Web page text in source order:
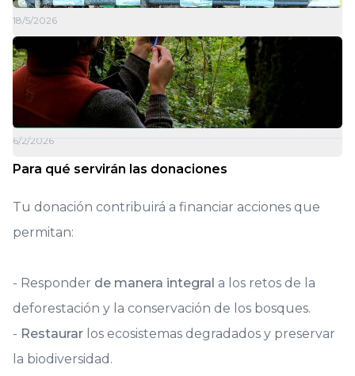
18/5/2026
6/2/2026
Para qué servirán las donaciones
Tu donación contribuirá a financiar acciones que
permitan:
- Responder de manera integral a los retos de la
deforestación y la conservación de los bosques.
- Restaurar los ecosistemas degradados y preservar
la biodiversidad.